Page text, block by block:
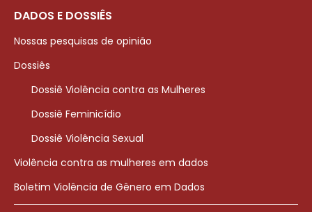
DADOS E DOSSIÊS
Nossas pesquisas de opinião
Dossiês
Dossiê Violência contra as Mulheres
Dossiê Feminicídio
Dossiê Violência Sexual
Violência contra as mulheres em dados
Boletim Violência de Gênero em Dados